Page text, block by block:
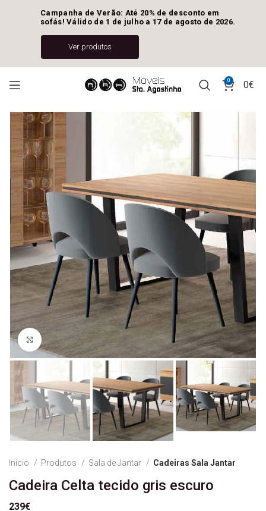
0 0€
Ver Imagem
Início Produtos Sala de Jantar Cadeiras Sala Jantar
Cadeira Celta tecido gris escuro
239€
Campanha de Verão: Até 20% de desconto em
sofás! Válido de 1 de julho a 17 de agosto de 2026.
Ver produtos